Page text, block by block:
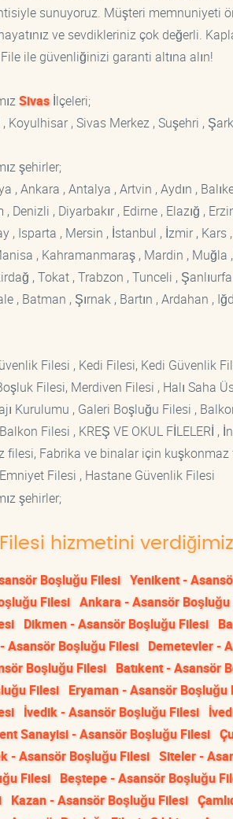
sunuyoruz. Müşteri memnuniyeti
ve sevdikleriniz çok değerli.
ile güvenliğinizi garanti altına alın!
Sivasİlçeleri;
, Sivas Merkez , Suşehri ,
şehirler;
, Ankara , Antalya , Artvin , Aydın ,
Denizli , Diyarbakır , Edirne , Elazığ ,
, Isparta , Mersin , İstanbul , İzmir , Kars
, Kahramanmaraş , Mardin , Muğla
, Tokat , Trabzon , Tunceli ,
, Batman , Şırnak , Bartın , Ardahan ,
Filesi , Kedi Filesi, Kedi Güvenlik
Filesi, Merdiven Filesi , Halı Saha
Kurulumu , Galeri Boşluğu Filesi ,
Filesi , KREŞ VE OKUL FİLELERİ ,
Fabrika ve binalar için
Filesi , Hastane Güvenlik Filesi
şehirler;
hizmetini
Boşluğu Filesi Yenikent -
Filesi Ankara - Asansör Boşluğu
Dikmen - Asansör Boşluğu Filesi
Asansör Boşluğu Filesi Demetevler -
Boşluğu Filesi Batıkent - Asansör
Filesi Eryaman - Asansör Boşluğu
İvedik - Asansör Boşluğu Filesi
Sanayisi - Asansör Boşluğu Filesi
- Asansör Boşluğu Filesi Siteler -
Filesi Beştepe - Asansör Boşluğu
Kazan - Asansör Boşluğu Filesi